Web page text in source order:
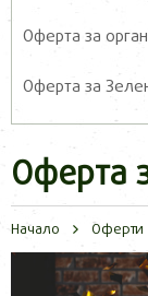
Оферта за
Оферта за
Оферта
Начало Оферти